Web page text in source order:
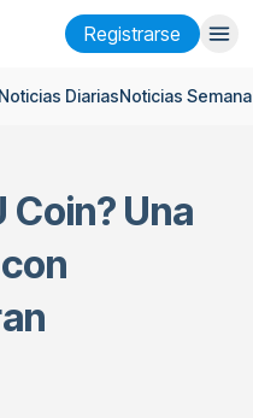
Registrarse
Registrarse
Noticias DiariasNoticias
Coin? Una